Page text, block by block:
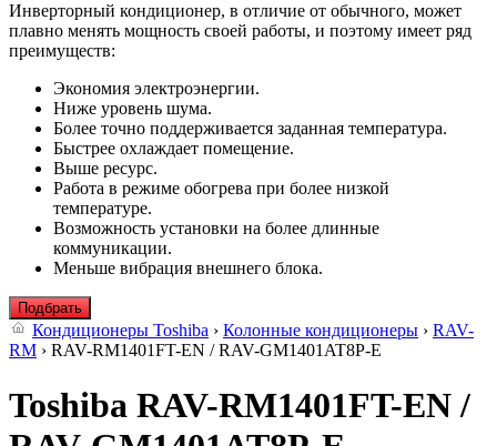
Инверторный кондиционер, в отличие от обычного, может
плавно менять мощность своей работы, и поэтому имеет ряд
преимуществ:
Экономия электроэнергии.
Ниже уровень шума.
Более точно поддерживается заданная температура.
Быстрее охлаждает помещение.
Выше ресурс.
Работа в режиме обогрева при более низкой
температуре.
Возможность установки на более длинные
коммуникации.
Меньше вибрация внешнего блока.
Подбрать
Кондиционеры Toshiba › Колонные кондиционеры › RAV-
RM › RAV-RM1401FT-EN / RAV-GM1401AT8P-E
Toshiba RAV-RM1401FT-EN /